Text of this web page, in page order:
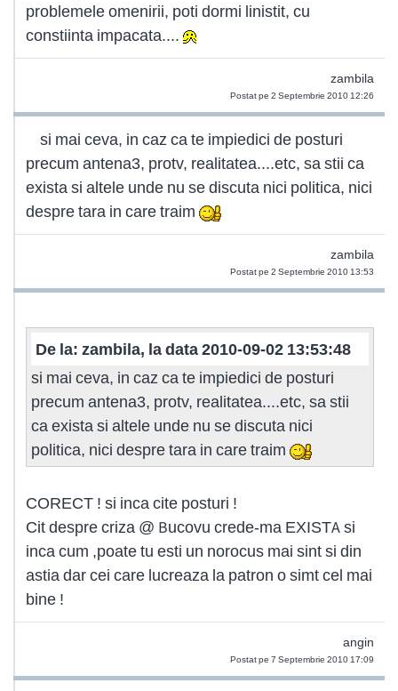
problemele omenirii, poti dormi linistit, cu
constiinta impacata....
zambila
Postat pe 2 Septembrie 2010 12:26
si mai ceva, in caz ca te impiedici de posturi
precum antena3, protv, realitatea....etc, sa stii ca
exista si altele unde nu se discuta nici politica, nici
despre tara in care traim
zambila
Postat pe 2 Septembrie 2010 13:53
De la: zambila, la data 2010-09-02 13:53:48
si mai ceva, in caz ca te impiedici de posturi
precum antena3, protv, realitatea....etc, sa stii
ca exista si altele unde nu se discuta nici
politica, nici despre tara in care traim
CORECT ! si inca cite posturi !
Cit despre criza @ Bucovu crede-ma EXISTA si
inca cum ,poate tu esti un norocus mai sint si din
astia dar cei care lucreaza la patron o simt cel mai
bine !
angin
Postat pe 7 Septembrie 2010 17:09